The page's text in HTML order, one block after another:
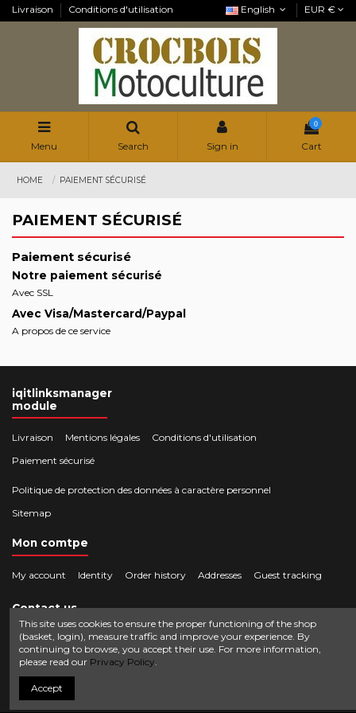
Livraison Conditions d'utilisation English EUR €
Menu Search Sign in
0
Cart
HOME PAIEMENT SÉCURISÉ
PAIEMENT SÉCURISÉ
Paiement sécurisé
Notre paiement sécurisé
Avec SSL
Avec Visa/Mastercard/Paypal
A propos de ce service
iqitlinksmanager
module
Livraison Mentions légales
Conditions d'utilisation
Paiement sécurisé
Politique de protection des données à caractère personnel
Sitemap
Mon comtpe
My account Identity Order history Addresses Guest tracking
Contact us
Crocbois-motoculture.com
50 route de Villefort 48800 Pied-de-Borne
0624436257
contact@crocbois-motoculture.com
This site uses cookies to ensure the proper functioning of the shop
(basket, login), measure traffic and improve your experience. By
continuing to browse, you accept their use. For more information,
please read our Privacy Policy.
Accept